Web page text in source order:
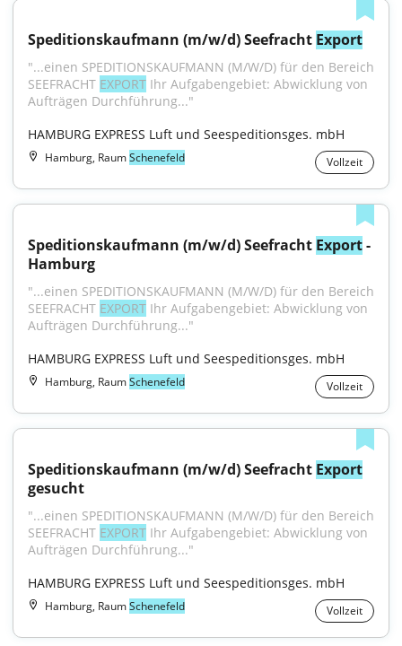
Speditionskaufmann (m/w/d) Seefracht Export
"...einen SPEDITIONSKAUFMANN (M/W/D) für den Bereich
SEEFRACHT EXPORT Ihr Aufgabengebiet: Abwicklung von
Aufträgen Durchführung..."
HAMBURG EXPRESS Luft und Seespeditionsges. mbH
Hamburg, RaumSchenefeld Vollzeit
Speditionskaufmann (m/w/d) Seefracht Export -
Hamburg
"...einen SPEDITIONSKAUFMANN (M/W/D) für den Bereich
SEEFRACHT EXPORT Ihr Aufgabengebiet: Abwicklung von
Aufträgen Durchführung..."
HAMBURG EXPRESS Luft und Seespeditionsges. mbH
Hamburg, RaumSchenefeld Vollzeit
Speditionskaufmann (m/w/d) Seefracht Export
gesucht
"...einen SPEDITIONSKAUFMANN (M/W/D) für den Bereich
SEEFRACHT EXPORT Ihr Aufgabengebiet: Abwicklung von
Aufträgen Durchführung..."
HAMBURG EXPRESS Luft und Seespeditionsges. mbH
Hamburg, RaumSchenefeld Vollzeit